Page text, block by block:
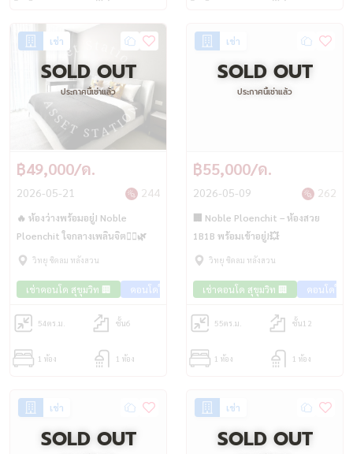
เช่า
SOLD OUT
ประกาศนี้เช่าแล้ว
฿49,000/ด.
2026-05-21 244
🔥 ห้องว่างพร้อมอยู่! Noble
Ploenchit ใจกลางเพลินจิต🚶‍♀️🌿
วิทยุ ชิดลม หลังสวน
เช่าคอนโด สุขุมวิท 🏢 คอนโดใกล้รถไฟฟ้า🚈 คอนโดวิวเมือง🌇
54ตร.ม. ชั้น6
1 ห้อง 1 ห้อง
เช่า
SOLD OUT
ประกาศนี้เช่าแล้ว
฿55,000/ด.
2026-05-09 262
🏢 Noble Ploenchit – ห้องสวย
1B1B พร้อมเข้าอยู่!💥
วิทยุ ชิดลม หลังสวน
เช่าคอนโด สุขุมวิท 🏢 คอนโดใก
55ตร.ม. ชั้น12
1 ห้อง 1 ห้อง
เช่า
SOLD OUT
เช่า
SOLD OUT